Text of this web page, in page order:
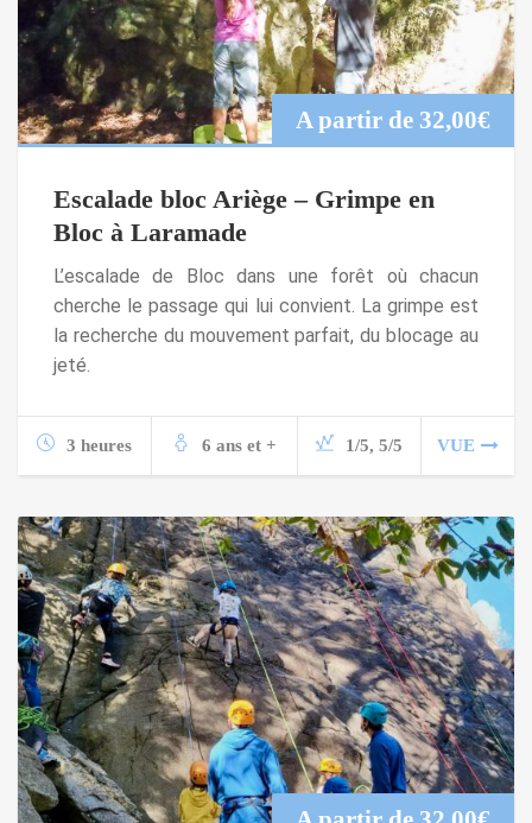
A partir de 32,00€
Escalade bloc Ariège – Grimpe en
Bloc à Laramade
L’escalade de Bloc dans une forêt où chacun
cherche le passage qui lui convient. La grimpe est
la recherche du mouvement parfait, du blocage au
jeté.
3 heures 6 ans et + 1/5, 5/5 VUE